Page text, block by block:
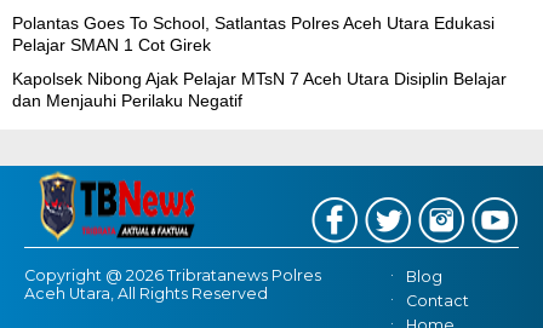
Polantas Goes To School, Satlantas Polres Aceh Utara Edukasi
Pelajar SMAN 1 Cot Girek
Kapolsek Nibong Ajak Pelajar MTsN 7 Aceh Utara Disiplin Belajar
dan Menjauhi Perilaku Negatif
Copyright @ 2026 Tribratanews Polres
Aceh Utara, All Rights Reserved
Blog
Contact